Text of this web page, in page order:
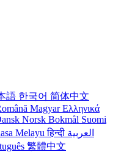
語 한국어 简体中文
MagyarΕλληνικά
Norsk Bokmål Suomi
Melayuहिन्दी العربية
繁體中文